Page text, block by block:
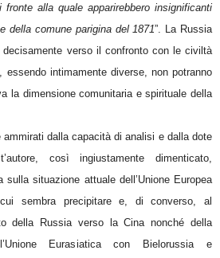
fronte alla quale apparirebbero insignificanti
della comune parigina del 1871”. La Russia
verso il confronto con le civiltà
intimamente diverse, non potranno
la dimensione comunitaria e spirituale della
ammirati dalla capacità di analisi e dalla dote
così ingiustamente dimenticato,
situazione attuale dell’Unione Europea
sembra precipitare e, di converso, al
della Russia verso la Cina nonché della
Eurasiatica con Bielorussia e